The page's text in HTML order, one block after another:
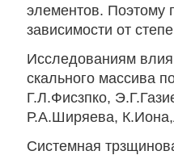
элементов. Поэтому
зависимости от
Исследованиям
скального массива
Г.Л.Фисзпко,
Р.А.Ширяева,
Системная